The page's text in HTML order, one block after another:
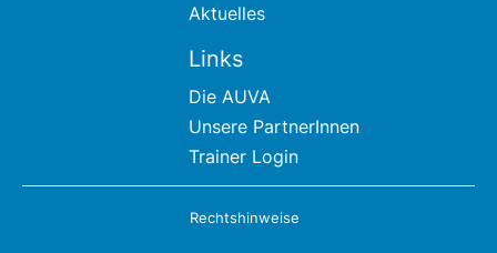
Aktuelles
Links
Die AUVA
Unsere PartnerInnen
Trainer Login
Rechtshinweise